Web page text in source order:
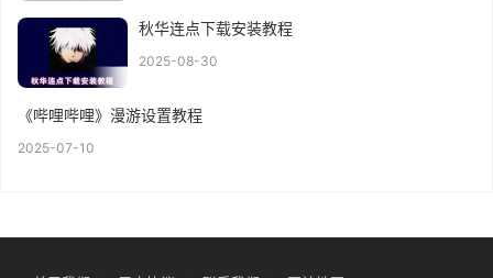
秋华连点下载安装教程
2025-08-30
《哔哩哔哩》漫游设置教程
2025-07-10